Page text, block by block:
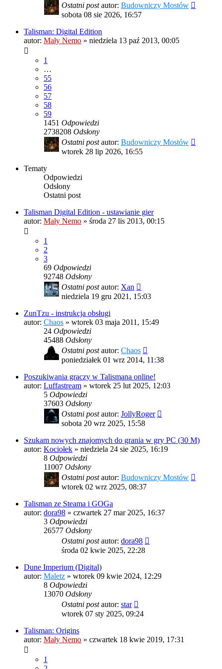
Ostatni postautor: Budowniczy Mostów
sobota 08 sie 2026, 16:57
Talisman: Digital Edition
autor: Mały Nemo » niedziela 13 paź 2013, 00:05
1
…
55
56
57
58
59
1451 Odpowiedzi
2738208 Odsłony
Ostatni postautor: Budowniczy Mostów
wtorek 28 lip 2026, 16:55
Tematy
Odpowiedzi
Odsłony
Ostatni post
Talisman Digital Edition - ustawianie gier
autor: Mały Nemo » środa 27 lis 2013, 00:15
1
2
3
69 Odpowiedzi
92748 Odsłony
Ostatni postautor: Xan
niedziela 19 gru 2021, 15:03
ZunTzu - instrukcja obsługi
autor: Chaos » wtorek 03 maja 2011, 15:49
24 Odpowiedzi
45488 Odsłony
Ostatni postautor: Chaos
poniedziałek 01 wrz 2014, 11:38
Poszukiwania graczy w Talismana online!
autor: Luffastream » wtorek 25 lut 2025, 12:03
5 Odpowiedzi
37603 Odsłony
Ostatni postautor: JollyRoger
sobota 20 wrz 2025, 15:58
Szukam nowych znajomych do grania w gry PC (30 M)
autor: Kociołek » niedziela 24 sie 2025, 16:19
8 Odpowiedzi
11007 Odsłony
Ostatni postautor: Budowniczy Mostów
wtorek 02 wrz 2025, 08:37
Talisman ze Steama i GOGa
autor: dora98 » czwartek 27 mar 2025, 16:37
3 Odpowiedzi
26577 Odsłony
Ostatni postautor: dora98
środa 02 kwie 2025, 22:28
Dune Imperium (Digital)
autor: Maletz » wtorek 09 kwie 2024, 12:29
8 Odpowiedzi
13070 Odsłony
Ostatni postautor: star
wtorek 07 sty 2025, 09:24
Talisman: Origins
autor: Mały Nemo » czwartek 18 kwie 2019, 17:31
1